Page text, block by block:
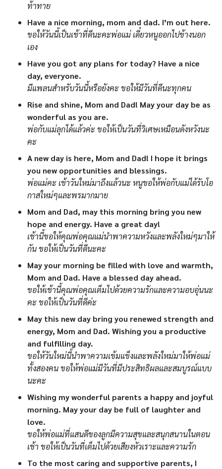
ท้าทาย
Have a nice morning, mom and dad. I’m out here.
ขอให้วันนี้เป็นเช้าที่ดีนะคะพ่อแม่ เดี๋ยวหนูออกไปข้างนอก
เอง
Have you got any plans for today? Have a nice
day, everyone.
มีแพลนสำหรับวันนี้หรือยังคะ ขอให้มีวันที่ดีนะทุกคน
Rise and shine, Mom and Dad! May your day be as
wonderful as you are.
พ่อกับแม่ลุกได้แล้วค่ะ ขอให้เป็นวันที่วิเศษเหมือนดังหวังนะ
คะ
A new day is here, Mom and Dad! I hope it brings
you new opportunities and blessings.
พ่อแม่คะ เช้าวันใหม่มาถึงแล้วนะ หนูขอให้พ่อกับแม่ได้รับโอ
กาสใหม่ๆและพรมากมาย
Mom and Dad, may this morning bring you new
hope and energy. Have a great day!
เช้านี้ขอให้คุณพ่อคุณแม่นำพาความหวังและพลังใหม่ๆมาให้
กัน ขอให้เป็นวันที่ดีนะคะ
May your morning be filled with love and warmth,
Mom and Dad. Have a blessed day ahead.
ขอให้เช้านี้คุณพ่อคุณเต็มไปด้วยความรักและความอบอุ่นนะ
คะ ขอให้เป็นวันที่ดีค่ะ
May this new day bring you renewed strength and
energy, Mom and Dad. Wishing you a productive
and fulfilling day.
ขอให้วันใหม่นี้นำพาความเข้มแข็งและพลังใหม่มาให้พ่อแม่
ทั้งสองคน ขอให้พ่อแม่มีวันที่มีประสิทธิผลและสมบูรณ์แบบ
นะคะ
Wishing my wonderful parents a happy and joyful
morning. May your day be full of laughter and
love.
ขอให้พ่อแม่ที่แสนดีของลูกมีความสุขและสนุกสนานในตอน
เช้า ขอให้เป็นวันที่เต็มไปด้วยเสียงหัวเราะและความรัก
To the most caring and supportive parents, I